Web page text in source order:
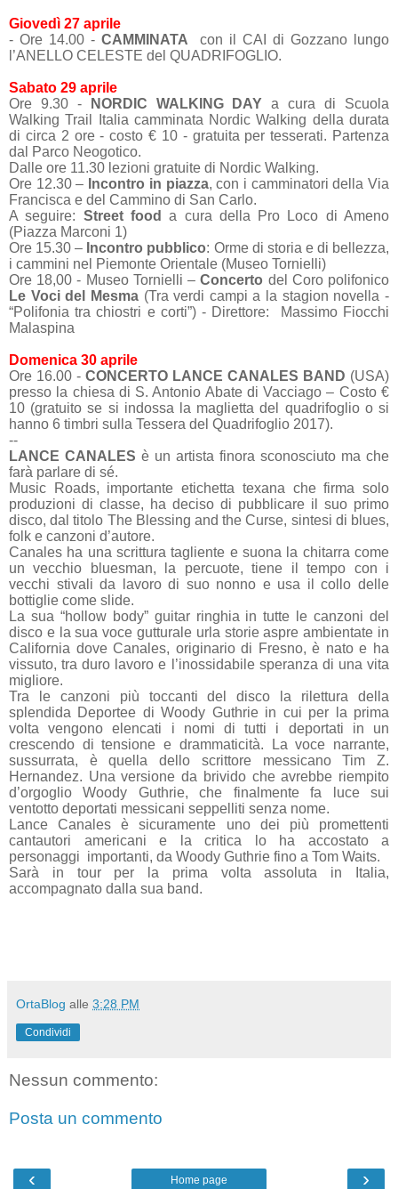
Giovedì 27 aprile
- Ore 14.00 - CAMMINATA
con il CAI di Gozzano lungo
l’ANELLO CELESTE del QUADRIFOGLIO.
Sabato 29 aprile
Ore 9.30 -
NORDIC WALKING DAY a cura di Scuola
Walking Trail Italia camminata Nordic Walking della durata
di circa 2 ore - costo € 10 - gratuita per tesserati. Partenza
dal Parco Neogotico.
Dalle ore 11.30 lezioni gratuite di Nordic Walking.
Ore 12.30 – Incontro in piazza, con i camminatori della Via
Francisca e del Cammino di San Carlo.
A seguire: Street food
a cura della Pro Loco di Ameno
(Piazza Marconi 1)
Ore 15.30 – Incontro pubblico: Orme di storia e di bellezza,
i cammini nel Piemonte Orientale (Museo Tornielli)
Ore 18,00 - Museo Tornielli –Concerto del Coro polifonico
Le Voci del Mesma(Tra verdi campi a la stagion novella -
“Polifonia tra chiostri e corti”) - Direttore: Massimo Fiocchi
Malaspina
Domenica 30 aprile
Ore 16.00 - CONCERTO LANCE CANALES BAND (USA)
presso la chiesa di S. Antonio Abate di Vacciago – Costo €
10 (gratuito se si indossa la maglietta del quadrifoglio o si
hanno 6 timbri sulla Tessera del Quadrifoglio 2017).
--
LANCE CANALES è un artista finora sconosciuto ma che
farà parlare di sé.
Music Roads, importante etichetta texana che firma solo
produzioni di classe, ha deciso di pubblicare il suo primo
disco, dal titolo The Blessing and the Curse, sintesi di blues,
folk e canzoni d’autore.
Canales ha una scrittura tagliente e suona la chitarra come
un vecchio bluesman, la percuote, tiene il tempo con i
vecchi stivali da lavoro di suo nonno e usa il collo delle
bottiglie come slide.
La sua “hollow body” guitar ringhia in tutte le canzoni del
disco e la sua voce gutturale urla storie aspre ambientate in
California dove Canales, originario di Fresno, è nato e ha
vissuto, tra duro lavoro e l’inossidabile speranza di una vita
migliore.
Tra le canzoni più toccanti del disco la rilettura della
splendida Deportee di Woody Guthrie in cui per la prima
volta vengono elencati i nomi di tutti i deportati in un
crescendo di tensione e drammaticità. La voce narrante,
sussurrata, è quella dello scrittore messicano Tim Z.
Hernandez. Una versione da brivido che avrebbe riempito
d’orgoglio Woody Guthrie, che finalmente fa luce sui
ventotto deportati messicani seppelliti senza nome.
Lance Canales è sicuramente uno dei più promettenti
cantautori americani e la critica lo ha accostato a
personaggi importanti, da Woody Guthrie fino a Tom Waits.
Sarà in tour per la prima volta assoluta in Italia,
accompagnato dalla sua band.
OrtaBlog alle 3:28 PM
Condividi
Nessun commento:
Posta un commento
‹ ›
Home page